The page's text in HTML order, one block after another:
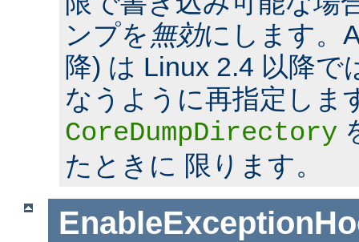
ンプを無効にします。
降) は Linux 2.4 以降で
なうように再指定しま
CoreDumpDirectory
たときに 限ります。